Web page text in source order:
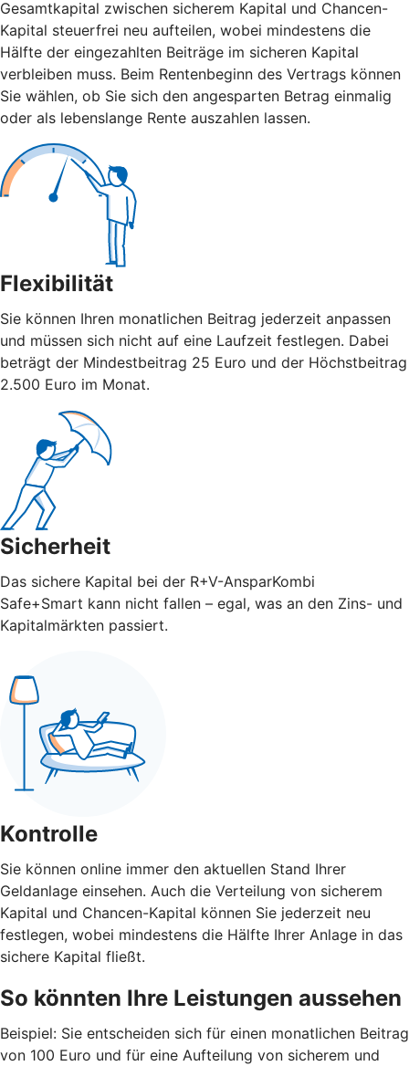
Gesamtkapital zwischen sicherem Kapital und Chancen-
Kapital steuerfrei neu aufteilen, wobei mindestens die
Hälfte der eingezahlten Beiträge im sicheren Kapital
verbleiben muss. Beim Rentenbeginn des Vertrags können
Sie wählen, ob Sie sich den angesparten Betrag einmalig
oder als lebenslange Rente auszahlen lassen.
Flexibilität
Sie können Ihren monatlichen Beitrag jederzeit anpassen
und müssen sich nicht auf eine Laufzeit festlegen. Dabei
beträgt der Mindestbeitrag 25 Euro und der Höchstbeitrag
2.500 Euro im Monat.
Sicherheit
Das sichere Kapital bei der R+V-AnsparKombi
Safe+Smart kann nicht fallen – egal, was an den Zins- und
Kapitalmärkten passiert.
Kontrolle
Sie können online immer den aktuellen Stand Ihrer
Geldanlage einsehen. Auch die Verteilung von sicherem
Kapital und Chancen-Kapital können Sie jederzeit neu
festlegen, wobei mindestens die Hälfte Ihrer Anlage in das
sichere Kapital fließt.
So könnten Ihre Leistungen aussehen
Beispiel: Sie entscheiden sich für einen monatlichen Beitrag
von 100 Euro und für eine Aufteilung von sicherem und